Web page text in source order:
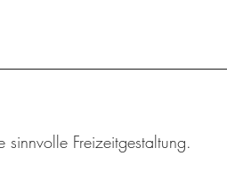
Freizeitgestaltung.